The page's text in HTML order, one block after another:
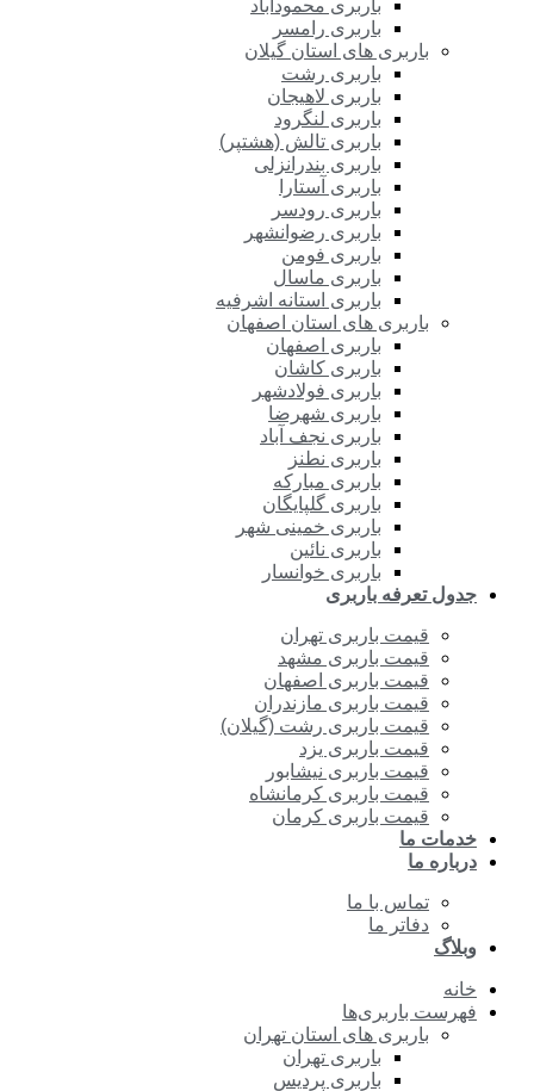
باربری محمودآباد
باربری رامسر
باربری های استان گیلان
باربری رشت
باربری لاهیجان
باربری لنگرود
باربری تالش (هشتپر)
باربری بندرانزلی
باربری آستارا
باربری رودسر
باربری رضوانشهر
باربری فومن
باربری ماسال
باربری استانه اشرفیه
باربری های استان اصفهان
باربری اصفهان
باربری کاشان
باربری فولادشهر
باربری شهرضا
باربری نجف آباد
باربری نطنز
باربری مبارکه
باربری گلپایگان
باربری خمینی شهر
باربری نائین
باربری خوانسار
جدول تعرفه باربری
قیمت باربری تهران
قیمت باربری مشهد
قیمت باربری اصفهان
قیمت باربری مازندران
قیمت باربری رشت (گیلان)
قیمت باربری یزد
قیمت باربری نیشابور
قیمت باربری کرمانشاه
قیمت باربری کرمان
خدمات ما
درباره ما
تماس با ما
دفاتر ما
وبلاگ
خانه
فهرست باربری‌ها
باربری های استان تهران
باربری تهران
باربری پردیس